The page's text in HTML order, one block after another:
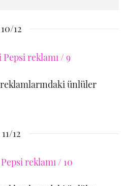
10/12
ünlüler
11/12